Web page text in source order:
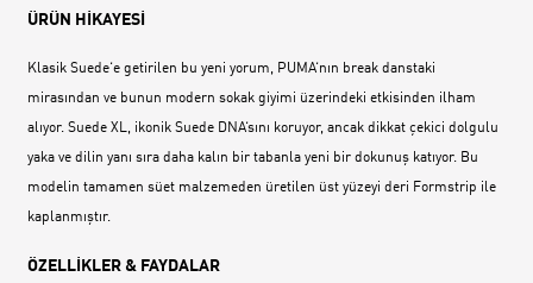
ÜRÜN HİKAYESİ
Klasik Suede‘e getirilen bu yeni yorum, PUMA‘nın break danstaki
mirasından ve bunun modern sokak giyimi üzerindeki etkisinden ilham
alıyor. Suede XL, ikonik Suede DNA‘sını koruyor, ancak dikkat çekici dolgulu
yaka ve dilin yanı sıra daha kalın bir tabanla yeni bir dokunuş katıyor. Bu
modelin tamamen süet malzemeden üretilen üst yüzeyi deri Formstrip ile
kaplanmıştır.
ÖZELLİKLER & FAYDALAR